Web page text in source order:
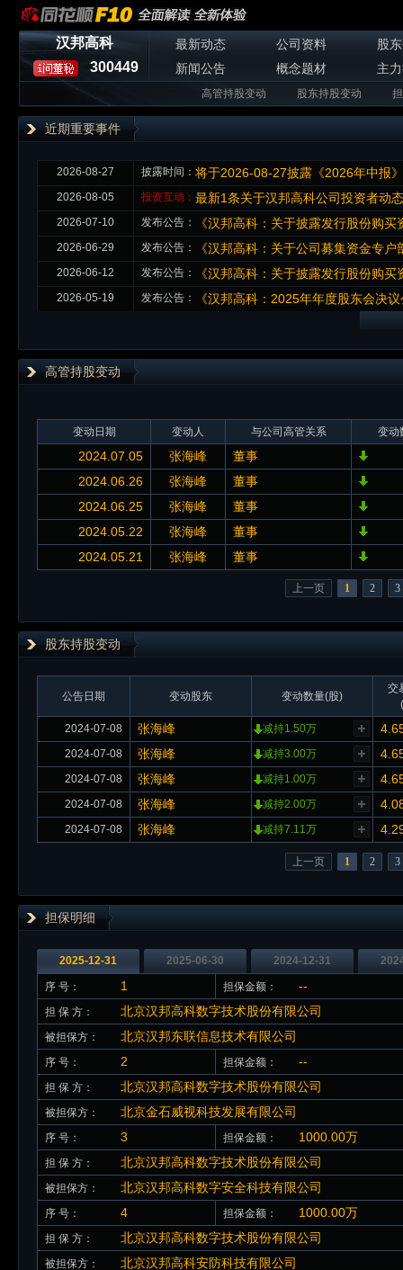
汉邦高科
300449
最新动态 公司资料
股
新闻公告
概念题材 主
高管持股变动 股东持股变动
近期重要事件
2026-08-27 披露时间： 将于2026-08-27披露《2026年中报》
2026-08-05 投资互动： 最新1条关于汉邦高科公司投资者动
2026-07-10 发布公告： 《汉邦高科：关于披露发行股份购
2026-06-29 发布公告： 《汉邦高科：关于公司募集资金专
2026-06-12 发布公告： 《汉邦高科：关于披露发行股份购
2026-05-19 发布公告： 《汉邦高科：2025年年度股东会决
高管持股变动
变动日期 变动人 与公司高管关系 变动
2024.07.05 张海峰
董事
2024.06.26
张海峰
董事
2024.06.25
张海峰
董事
2024.05.22
张海峰
董事
2024.05.21
张海峰 董事
上一页 1 2 3
股东持股变动
公告日期 变动股东 变动数量(股)
交
2024-07-08
张海峰 减持1.50万
2024-07-08 张海峰 减持3.00万
2024-07-08 张海峰 减持1.00万
2024-07-08 张海峰 减持2.00万
2024-07-08 张海峰 减持7.11万
上一页 1 2 3
担保明细
2025-12-31 2025-06-30 2024-12-31
序 号： 1 担保金额： --
担 保 方： 北京汉邦高科数字技术股份有限公司
被担保方： 北京汉邦东联信息技术有限公司
序 号： 2 担保金额： --
担 保 方： 北京汉邦高科数字技术股份有限公司
被担保方： 北京金石威视科技发展有限公司
序 号： 3 担保金额： 1000.00万
担 保 方： 北京汉邦高科数字技术股份有限公司
被担保方： 北京汉邦高科数字安全科技有限公司
序 号： 4 担保金额： 1000.00万
担 保 方： 北京汉邦高科数字技术股份有限公司
被担保方： 北京汉邦高科安防科技有限公司